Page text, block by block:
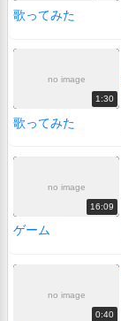
歌ってみた
no image
1:30
歌ってみた
no image
16:09
ゲーム
no image
0:40